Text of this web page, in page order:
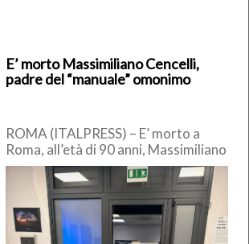
E’ morto Massimiliano Cencelli,
padre del “manuale” omonimo
ROMA (ITALPRESS) – E’ morto a
Roma, all’età di 90 anni, Massimiliano
Cencelli, funzionario della
Democrazia Cristiana degli anni ’60.